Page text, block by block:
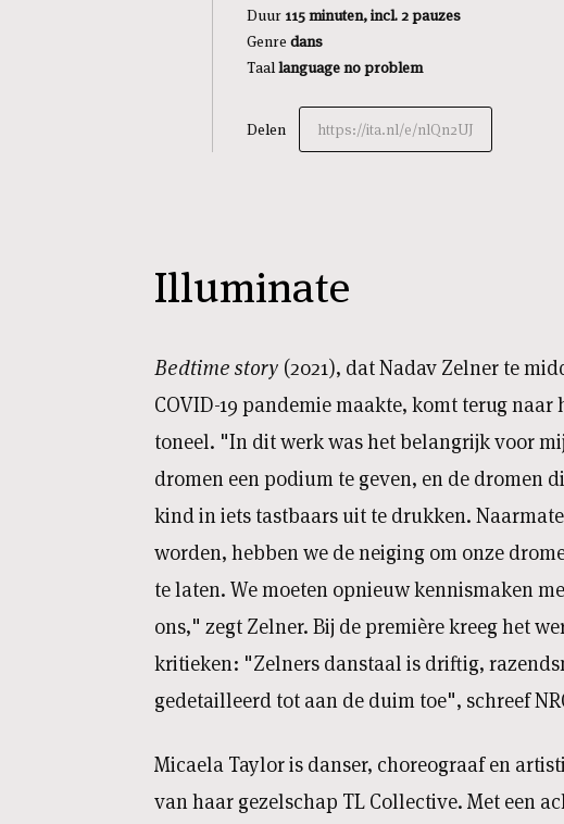
Duur 115 minuten, incl. 2 pauzes
Genre dans
Taallanguage no problem
Delen https://ita.nl/e/nlQn2UJ
Illuminate
Bedtime story (2021), dat Nadav Zelner te
COVID-19 pandemie maakte, komt terug naar
toneel. "In dit werk was het belangrijk voor
dromen een podium te geven, en de dromen
kind in iets tastbaars uit te drukken.
worden, hebben we de neiging om onze
te laten. We moeten opnieuw kennismaken
ons," zegt Zelner. Bij de première kreeg het
kritieken: "Zelners danstaal is driftig,
gedetailleerd tot aan de duim toe", schreef
Micaela Taylor is danser, choreograaf en
van haar gezelschap TL Collective. Met een